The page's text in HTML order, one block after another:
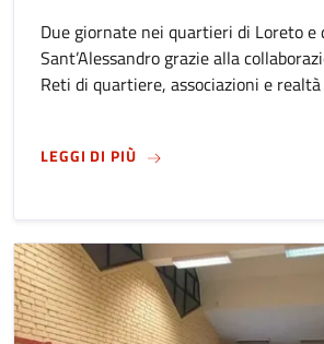
Due giornate nei quartieri di Loreto e
Sant’Alessandro grazie alla
Reti di quartiere, associazioni e
LEGGI DI PIÙSUSANT'ALESSANDRO